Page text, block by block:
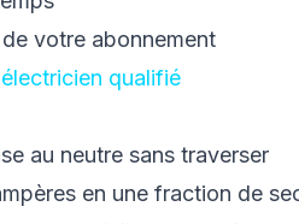
votre abonnement
électricien qualifié
au neutre sans traverser
en une fraction de